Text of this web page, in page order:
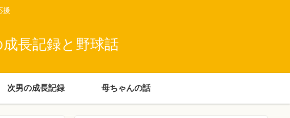
援
長記録と野球話
次男の成長記録 母ちゃんの話